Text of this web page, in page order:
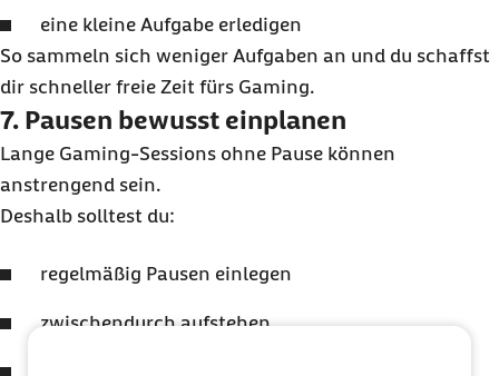
eine kleine Aufgabe erledigen
So sammeln sich weniger Aufgaben an und du schaffst
dir schneller freie Zeit fürs Gaming.
7. Pausen bewusst einplanen
Lange Gaming-Sessions ohne Pause können
anstrengend sein.
Deshalb solltest du:
regelmäßig Pausen einlegen
zwischendurch aufstehen